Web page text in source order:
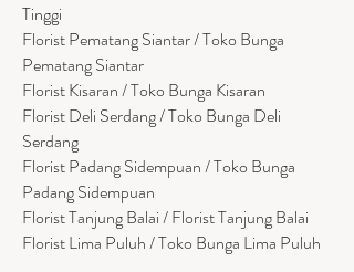
Tinggi
Florist Pematang Siantar / Toko Bunga
Pematang Siantar
Florist Kisaran / Toko Bunga Kisaran
Florist Deli Serdang / Toko Bunga Deli
Serdang
Florist Padang Sidempuan / Toko Bunga
Padang Sidempuan
Florist Tanjung Balai / Florist Tanjung Balai
Florist Lima Puluh / Toko Bunga Lima Puluh